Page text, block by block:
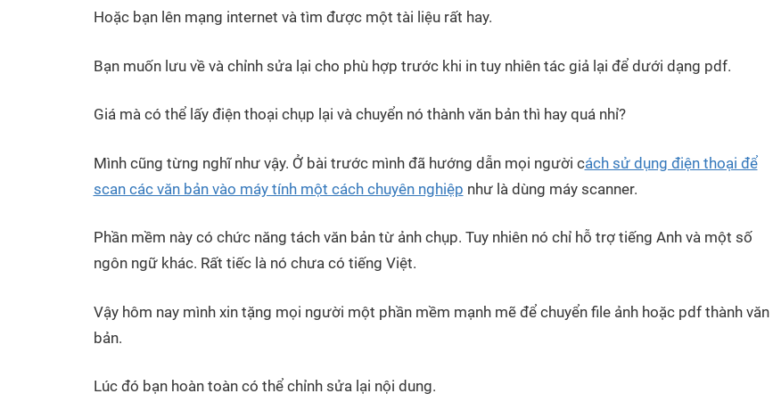
cho
viên
Hoặc bạn lên mạng internet và tìm được một tài liệu rất hay.
Bạn muốn lưu về và chỉnh sửa lại cho phù hợp trước khi in tuy nhiên tác giả lại để dưới dạng pdf.
Giá mà có thể lấy điện thoại chụp lại và chuyển nó thành văn bản thì hay quá nhỉ?
Mình cũng từng nghĩ như vậy. Ở bài trước mình đã hướng dẫn mọi người cách sử dụng điện thoại để
scan các văn bản vào máy tính một cách chuyên nghiệp như là dùng máy scanner.
Phần mềm này có chức năng tách văn bản từ ảnh chụp. Tuy nhiên nó chỉ hỗ trợ tiếng Anh và một số
ngôn ngữ khác. Rất tiếc là nó chưa có tiếng Việt.
Vậy hôm nay mình xin tặng mọi người một phần mềm mạnh mẽ để chuyển file ảnh hoặc pdf thành văn
bản.
Lúc đó bạn hoàn toàn có thể chỉnh sửa lại nội dung.